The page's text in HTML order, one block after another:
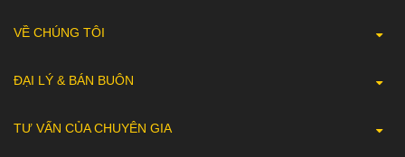
VỀ CHÚNG TÔI
ĐẠI LÝ & BÁN BUÔN
TƯ VẤN CỦA CHUYÊN GIA